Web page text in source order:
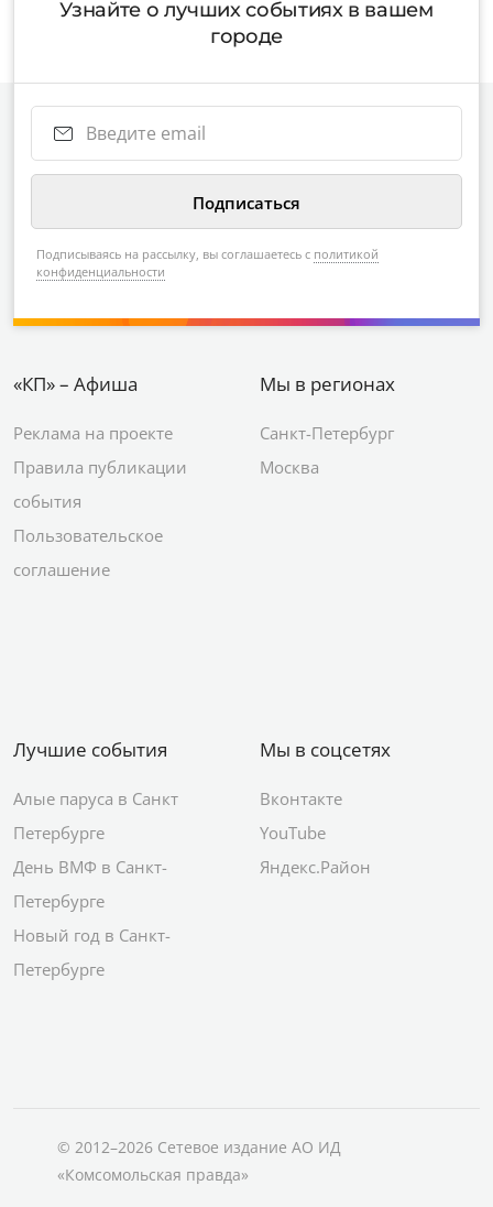
Узнайте о лучших событиях в вашем
городе
Подписываясь на рассылку, вы соглашаетесь с политикой
конфиденциальности
«КП» – Афиша
Реклама на проекте
Правила публикации
события
Пользовательское
соглашение
Мы в регионах
Санкт-Петербург
Москва
Лучшие события
Алые паруса в Санкт
Петербурге
День ВМФ в Санкт-
Петербурге
Новый год в Санкт-
Петербурге
Мы в соцсетях
Вконтакте
YouTube
Яндекс.Район
© 2012–2026 Сетевое издание АО ИД
«Комсомольская правда»